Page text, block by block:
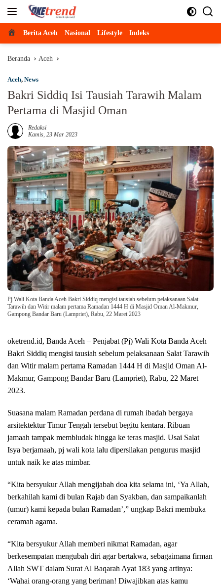
Beranda
Berita Aceh Nasional Lifestyle Indeks
Beranda Aceh
Aceh, News
Bakri Siddiq Isi Tausiah Tarawih Malam
Pertama di Masjid Oman
Redaksi
Kamis, 23 Mar 2023
Pj Wali Kota Banda Aceh Bakri Siddiq mengisi tausiah sebelum pelaksanaan Salat
Tarawih dan Witir malam pertama Ramadan 1444 H di Masjid Oman Al-Makmur,
Gampong Bandar Baru (Lampriet), Rabu, 22 Maret 2023
oketrend.id, Banda Aceh – Penjabat (Pj) Wali Kota Banda Aceh
Bakri Siddiq mengisi tausiah sebelum pelaksanaan Salat Tarawih
dan Witir malam pertama Ramadan 1444 H di Masjid Oman Al-
Makmur, Gampong Bandar Baru (Lampriet), Rabu, 22 Maret
2023.
Suasana malam Ramadan perdana di rumah ibadah bergaya
arsitektektur Timur Tengah tersebut begitu kentara. Ribuan
jamaah tampak membludak hingga ke teras masjid. Usai Salat
Isya berjamaah, pj wali kota lalu dipersilakan pengurus masjid
untuk naik ke atas mimbar.
“Kita bersyukur Allah mengijabah doa kita selama ini, ‘Ya Allah,
berkahilah kami di bulan Rajab dan Syakban, dan sampaikanlah
(umur) kami kepada bulan Ramadan’,” ungkap Bakri membuka
ceramah agama.
“Kita bersyukur Allah memberi nikmat Ramadan, agar
berkesempatan mengubah diri agar bertakwa, sebagaimana firman
Allah SWT dalam Surat Al Baqarah Ayat 183 yang artinya:
‘Wahai orang-orang yang beriman! Diwajibkan atas kamu